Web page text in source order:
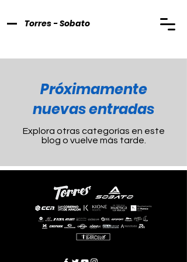
Torres - Sobato
Próximamente
nuevas entradas
Explora otras categorías en este
blog o vuelve más tarde.